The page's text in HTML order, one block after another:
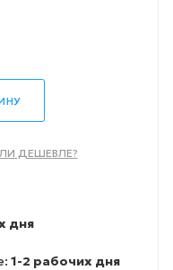
ДЕШЕВЛЕ?
дня
1-2 рабочих дня